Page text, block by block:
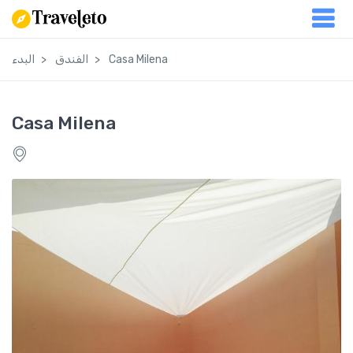
البدء الفندق Casa Milena
Casa Milena